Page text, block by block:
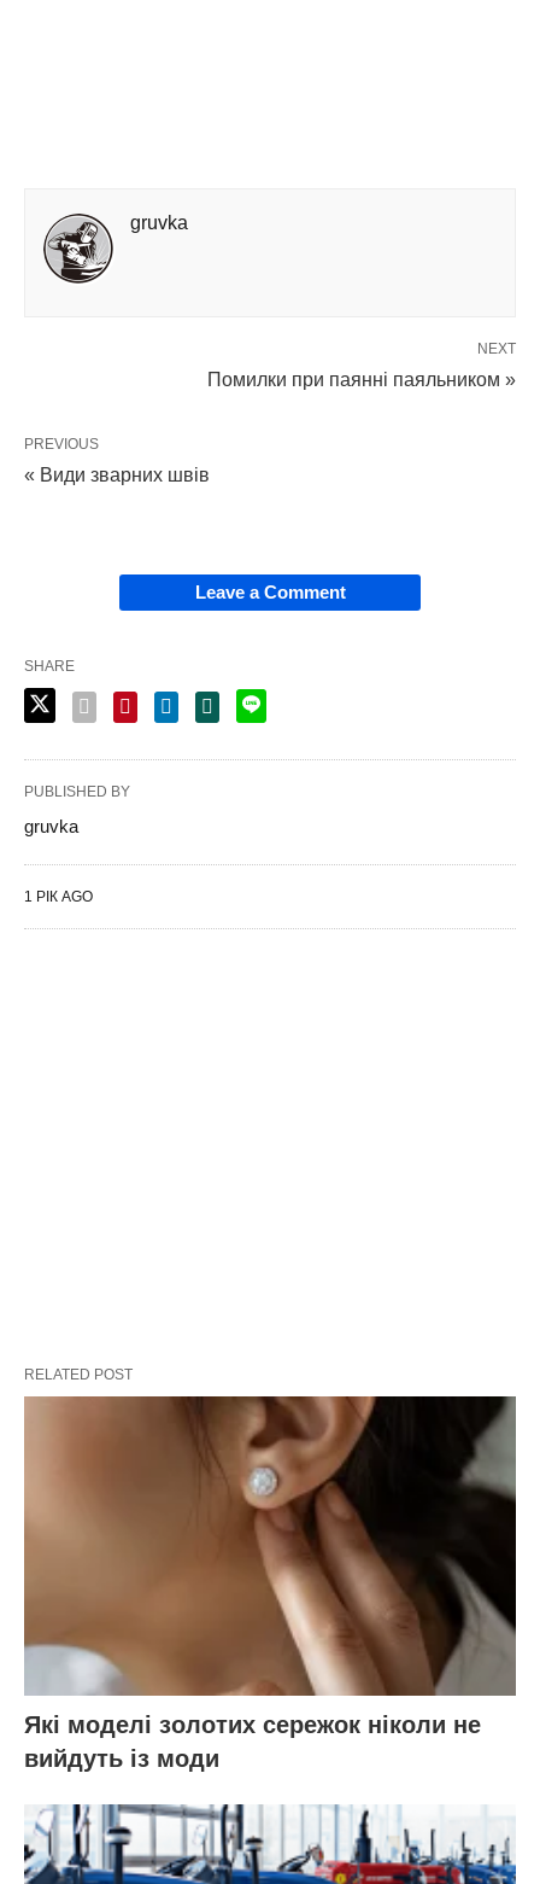
gruvka
NEXT
Помилки при паянні паяльником »
PREVIOUS
« Види зварних швів
Leave a Comment
SHARE
PUBLISHED BY
gruvka
1 РІК AGO
RELATED POST
Які моделі золотих сережок ніколи не
вийдуть із моди